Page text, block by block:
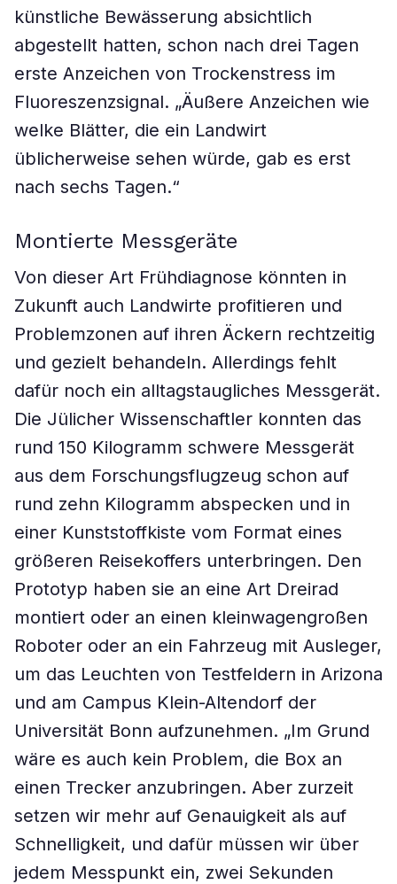
künstliche Bewässerung absichtlich
abgestellt hatten, schon nach drei Tagen
erste Anzeichen von Trockenstress im
Fluoreszenzsignal. „Äußere Anzeichen wie
welke Blätter, die ein Landwirt
üblicherweise sehen würde, gab es erst
nach sechs Tagen.“
Montierte Messgeräte
Von dieser Art Frühdiagnose könnten in
Zukunft auch Landwirte profitieren und
Problemzonen auf ihren Äckern rechtzeitig
und gezielt behandeln. Allerdings fehlt
dafür noch ein alltagstaugliches Messgerät.
Die Jülicher Wissenschaftler konnten das
rund 150 Kilogramm schwere Messgerät
aus dem Forschungsflugzeug schon auf
rund zehn Kilogramm abspecken und in
einer Kunststoffkiste vom Format eines
größeren Reisekoffers unterbringen. Den
Prototyp haben sie an eine Art Dreirad
montiert oder an einen kleinwagengroßen
Roboter oder an ein Fahrzeug mit Ausleger,
um das Leuchten von Testfeldern in Arizona
und am Campus Klein-Altendorf der
Universität Bonn aufzunehmen. „Im Grund
wäre es auch kein Problem, die Box an
einen Trecker anzubringen. Aber zurzeit
setzen wir mehr auf Genauigkeit als auf
Schnelligkeit, und dafür müssen wir über
jedem Messpunkt ein, zwei Sekunden